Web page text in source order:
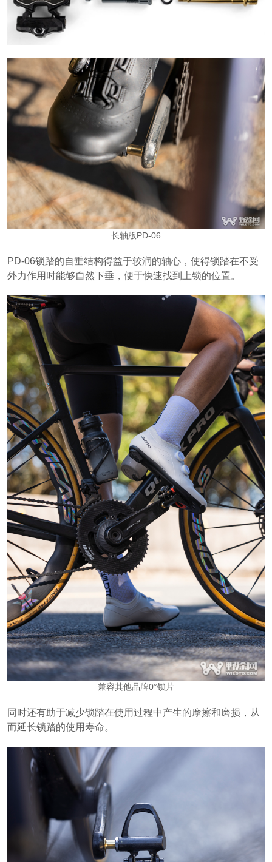
长轴版PD-06
PD-06锁踏的自垂结构得益于较润的轴心，使得锁踏在不受
外力作用时能够自然下垂，便于快速找到上锁的位置。
兼容其他品牌0°锁片
同时还有助于减少锁踏在使用过程中产生的摩擦和磨损，从
而延长锁踏的使用寿命。